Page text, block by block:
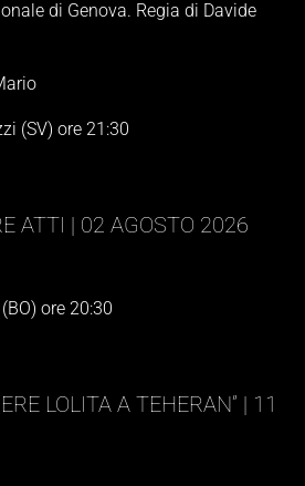
di Genova. Regia di Davide
(SV) ore 21:30
ATTI | 02 AGOSTO 2026
ore 20:30
LOLITA A TEHERAN” | 11